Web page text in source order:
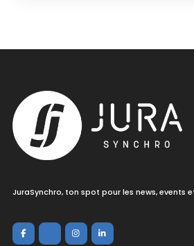
JuraSynchro, ton spot pour les news, events